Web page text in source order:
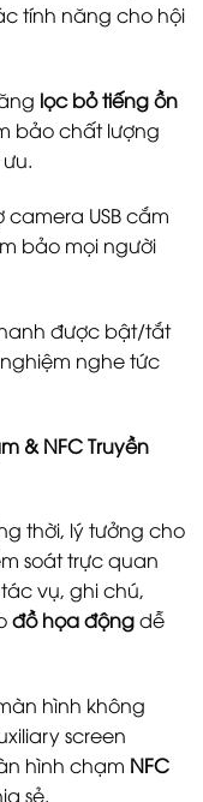
tính năng cho hội
lọc bỏ tiếng ồn
bảo chất lượng
camera USB cắm
bảo mọi người
được bật/tắt
nghe tức
& NFC Truyền
thời, lý tưởng cho
soát trực quan
vụ, ghi chú,
đồ họa độngdễ
hình không
screen
hình chạm NFC
sẻ.